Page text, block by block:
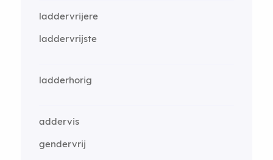
laddervrijere
laddervrijste
ladderhorig
addervis
gendervrij